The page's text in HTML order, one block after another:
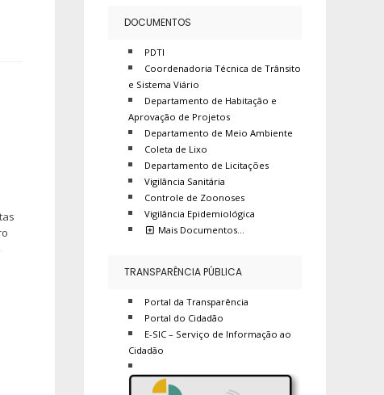
DOCUMENTOS
PDTI
Coordenadoria Técnica de Trânsito
e Sistema Viário
Departamento de Habitação e
Aprovação de Projetos
Departamento de Meio Ambiente
Coleta de Lixo
Departamento de Licitações
Vigilância Sanitária
Controle de Zoonoses
Vigilância Epidemiológica
Mais Documentos…
TRANSPARÊNCIA PÚBLICA
Portal da Transparência
Portal do Cidadão
E-SIC – Serviço de Informação ao
Cidadão